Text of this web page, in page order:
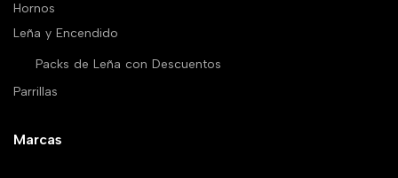
Hornos
Leña y Encendido
Packs de Leña con Descuentos
Parrillas
Marcas